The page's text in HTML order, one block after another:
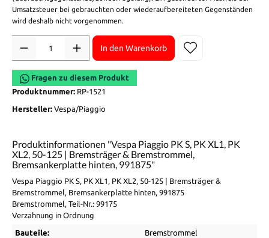
Umsatzsteuer bei gebrauchten oder wiederaufbereiteten Gegenständen
wird deshalb nicht vorgenommen.
In den Warenkorb
Fragen zu diesem Produkt
Produktnummer: RP-1521
Hersteller: Vespa/Piaggio
Produktinformationen "Vespa Piaggio PK S, PK XL1, PK
XL2, 50-125 | Bremsträger & Bremstrommel,
Bremsankerplatte hinten, 991875"
Vespa Piaggio PK S, PK XL1, PK XL2, 50-125 | Bremsträger &
Bremstrommel, Bremsankerplatte hinten, 991875
Bremstrommel, Teil-Nr.: 99175
Verzahnung in Ordnung
Bauteile: Bremstrommel